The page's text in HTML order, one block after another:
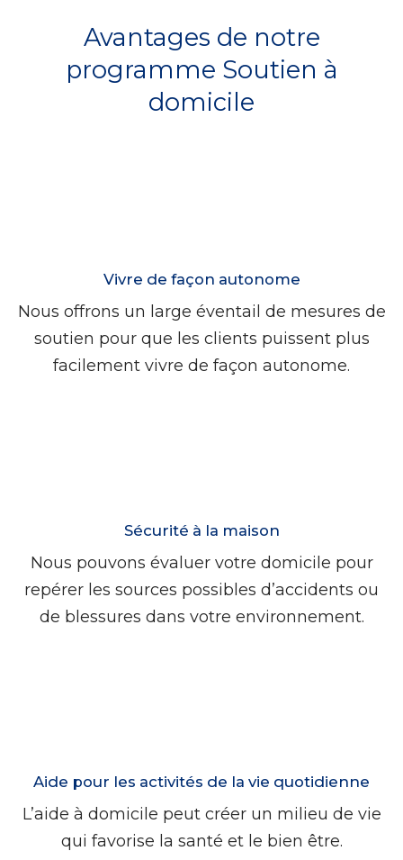
Avantages de notre
programme Soutien à
domicile
Vivre de façon autonome
Nous offrons un large éventail de mesures de
soutien pour que les clients puissent plus
facilement vivre de façon autonome.
Sécurité à la maison
Nous pouvons évaluer votre domicile pour
repérer les sources possibles d’accidents ou
de blessures dans votre environnement.
Aide pour les activités de la vie quotidienne
L’aide à domicile peut créer un milieu de vie
qui favorise la santé et le bien être.